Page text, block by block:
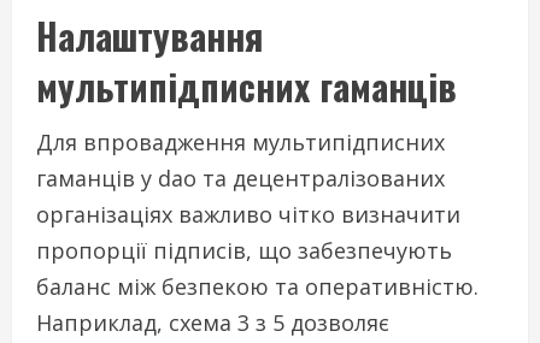
Налаштування
мультипідписних гаманців
Для впровадження мультипідписних
гаманців у dao та децентралізованих
організаціях важливо чітко визначити
пропорції підписів, що забезпечують
баланс між безпекою та оперативністю.
Наприклад, схема 3 з 5 дозволяє